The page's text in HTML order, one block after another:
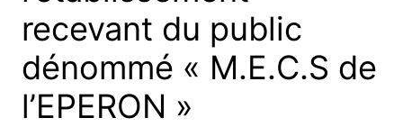
recevant du public
dénommé « M.E.C.S de
l’EPERON »